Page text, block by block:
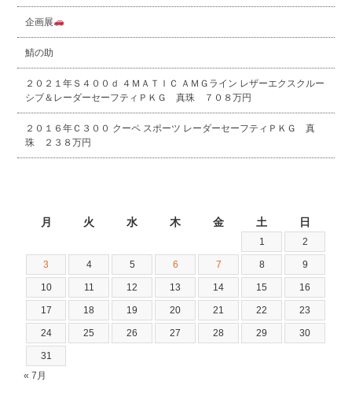
企画展
鯖の助
２０２１年Ｓ４００ｄ ４ＭＡＴＩＣ ＡＭＧライン レザーエクスクルー
シブ＆レーダーセーフティＰＫＧ 真珠 ７０８万円
２０１６年Ｃ３００ クーペ スポーツ レーダーセーフティＰＫＧ 真
珠 ２３８万円
月 火 水 木 金 土 日
1 2
3 4 5 6 7 8 9
10 11 12 13 14 15 16
17 18 19 20 21 22 23
24 25 26 27 28 29 30
31
« 7月